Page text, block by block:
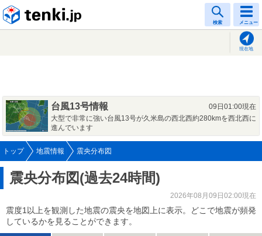
検索 メニュー
現在地
台風13号情報
09日01:00現在
大型で非常に強い台風13号が久米島の西北西約280kmを西北西に
進んでいます
トップ 地震情報 震央分布図
震央分布図(過去24時間)
2026年08月09日02:00現在
震度1以上を観測した地震の震央を地図上に表示。どこで地震が頻発
しているかを見ることができます。